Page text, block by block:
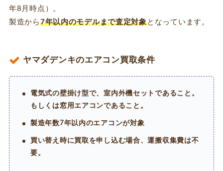
年8月時点）。
製造から 7年以内のモデルまで査定対象となっています。
ヤマダデンキのエアコン買取条件
電気式の壁掛け型で、室内外機セットであること。
もしくは窓用エアコンであること。
製造年数7年以内のエアコンが対象
買い替え時に買取を申し込む場合、運搬収集費は不
要。